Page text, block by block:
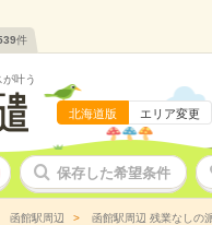
件
叶う
北海道版 エリア変更
保存した希望条件
函館駅周辺 函館駅周辺 残業なしの